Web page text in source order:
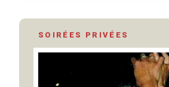
SOIRÉES PRIVÉES